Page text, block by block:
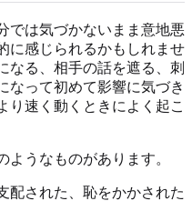
では気づかないまま意地悪
に感じられるかもしれませ
なる、相手の話を遮る、刺
なって初めて影響に気づき
り速く動くときによく起こ
ようなものがあります。
配された、恥をかかされた